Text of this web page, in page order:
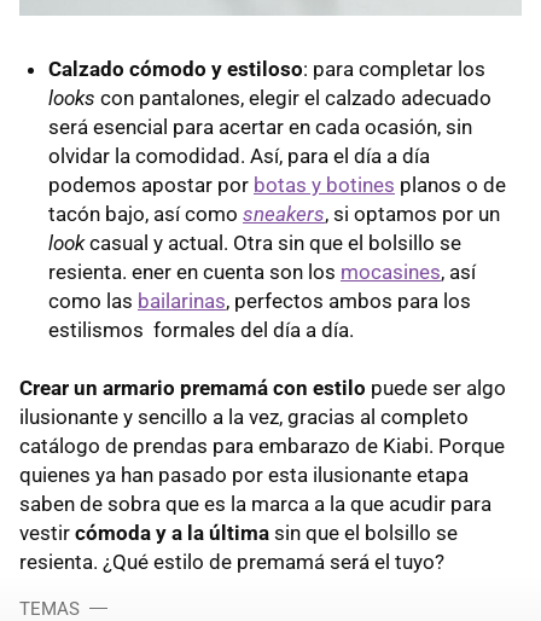
Calzado cómodo y estiloso: para completar los
looks con pantalones, elegir el calzado adecuado
será esencial para acertar en cada ocasión, sin
olvidar la comodidad. Así, para el día a día
podemos apostar por botas y botines planos o de
tacón bajo, así como sneakers, si optamos por un
lookcasual y actual. Otra sin que el bolsillo se
resienta. ener en cuenta son los mocasines, así
como las bailarinas, perfectos ambos para los
estilismos formales del día a día.
Crear un armario premamá con estilo puede ser algo
ilusionante y sencillo a la vez, gracias al completo
catálogo de prendas para embarazo de Kiabi. Porque
quienes ya han pasado por esta ilusionante etapa
saben de sobra que es la marca a la que acudir para
vestir cómoda y a la última sin que el bolsillo se
resienta. ¿Qué estilo de premamá será el tuyo?
TEMAS